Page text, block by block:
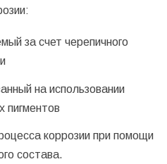
за счет черепичного
на использовании
пигментов
коррозии при помощи
состава.